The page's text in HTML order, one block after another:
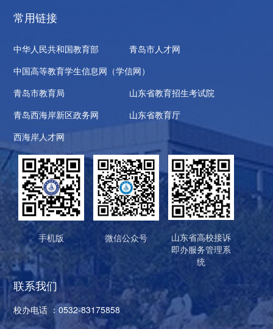
常用链接
中华人民共和国教育部
青岛市人才网
中国高等教育学生信息网（学信网）
青岛市教育局
山东省教育招生考试院
青岛西海岸新区政务网
山东省教育厅
西海岸人才网
手机版 微信公众号
山东省高校接诉
即办服务管理系
统
联系我们
校办电话 ：0532-83175858